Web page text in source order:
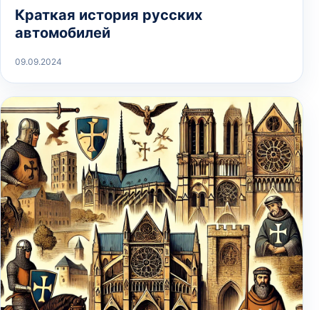
Краткая история русских
автомобилей
09.09.2024